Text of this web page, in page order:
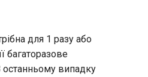
для 1 разу або
багаторазове
останньому випадку